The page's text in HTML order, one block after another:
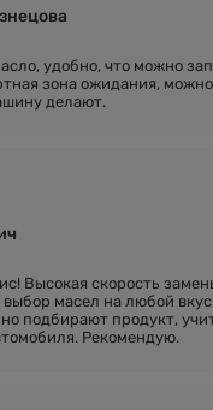
удобно, что можно
зона ожидания,
делают.
Высокая скорость
масел на любой
подбирают продукт,
Рекомендую.